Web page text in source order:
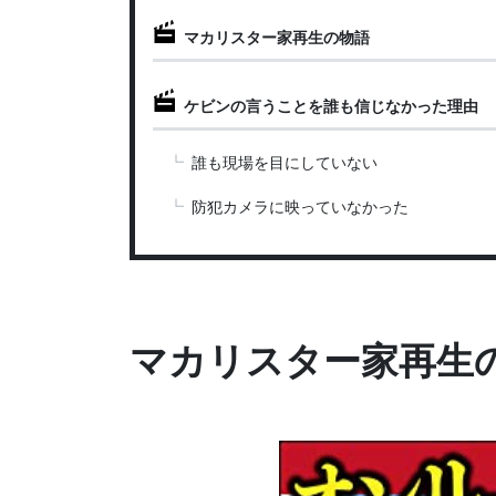
マカリスター家再生の物語
ケビンの言うことを誰も信じなかった理由
誰も現場を目にしていない
防犯カメラに映っていなかった
マカリスター家再生